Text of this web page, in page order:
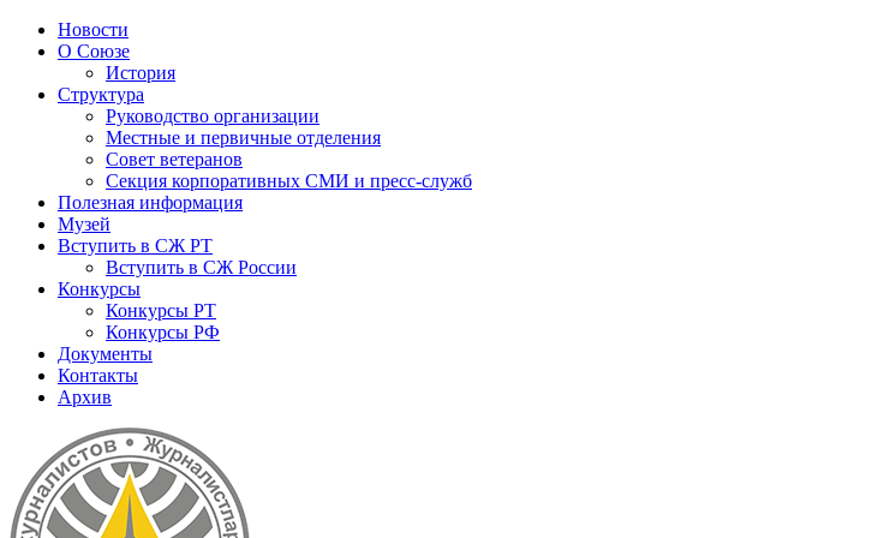
Новости
О Союзе
История
Структура
Руководство организации
Местные и первичные отделения
Совет ветеранов
Секция корпоративных СМИ и пресс-служб
Полезная информация
Музей
Вступить в СЖ РТ
Вступить в СЖ России
Конкурсы
Конкурсы РТ
Конкурсы РФ
Документы
Контакты
Архив